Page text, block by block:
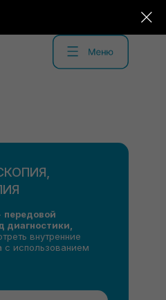
передовой
диагностики,
внутренние
с использованием